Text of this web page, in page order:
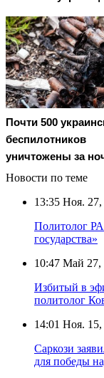
Почти 500
беспилотников
уничтожены за
Новости по теме
13:35 Ноя. 27,
Политолог
государства»
10:47 Май 27,
Избитый в
политолог
14:01 Ноя. 15,
Саркози
для победы